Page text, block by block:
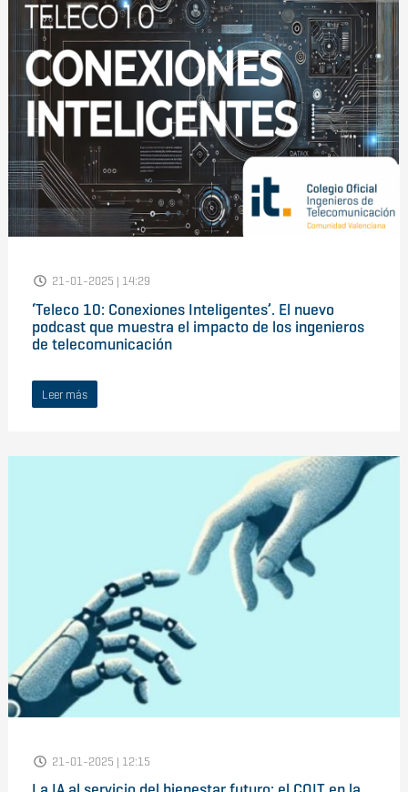
21-01-2025 | 14:29
‘Teleco 10: Conexiones Inteligentes’. El nuevo
podcast que muestra el impacto de los ingenieros
de telecomunicación
Leer más
21-01-2025 | 12:15